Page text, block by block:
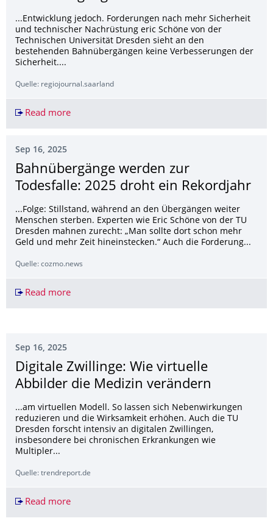
...Entwicklung jedoch. Forderungen nach mehr Sicherheit
und technischer Nachrüstung eric Schöne von der
Technischen Universität Dresden sieht an den
bestehenden Bahnübergängen keine Verbesserungen der
Sicherheit....
Quelle: regiojournal.saarland
Read moreNeuer Höchststand bei Unfällen an
Sep 16, 2025
Bahnübergänge werden zur
Todesfalle: 2025 droht ein Rekordjahr
...Folge: Stillstand, während an den Übergängen weiter
Menschen sterben. Experten wie Eric Schöne von der TU
Dresden mahnen zurecht: „Man sollte dort schon mehr
Geld und mehr Zeit hineinstecken.“ Auch die Forderung...
Quelle: cozmo.news
Read moreBahnübergänge werden zur Todesfalle: 2025
Sep 16, 2025
Digitale Zwillinge: Wie virtuelle
Abbilder die Medizin verändern
...am virtuellen Modell. So lassen sich Nebenwirkungen
reduzieren und die Wirksamkeit erhöhen. Auch die TU
Dresden forscht intensiv an digitalen Zwillingen,
insbesondere bei chronischen Erkrankungen wie
Multipler...
Quelle: trendreport.de
Read moreDigitale Zwillinge: Wie virtuelle Abbilder die